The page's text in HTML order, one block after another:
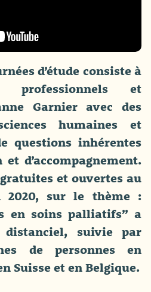
d’étude consiste à
professionnels et
Garnier avec des
humaines et
questions inhérentes
d’accompagnement.
et ouvertes au
2020, sur le thème :
en soins palliatifs” a
distanciel, suivie par
de personnes en
Suisse et en Belgique.